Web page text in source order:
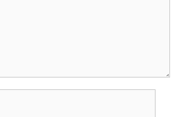
Vĩnh Phúc